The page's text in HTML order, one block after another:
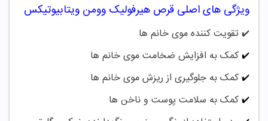
ویژگی های اصلی قرص هیرفولیک وومن ویتابیوتیکس
✔️ تقویت کننده موی خانم ها
✔️ کمک به افزایش ضخامت موی خانم ها
✔️ کمک به جلوگیری از ریزش موی خانم ها
✔️ کمک به سلامت پوست و ناخن ها